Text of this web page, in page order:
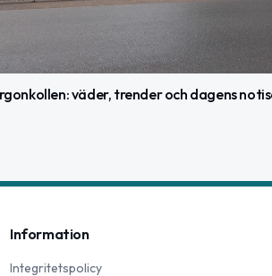
väder, trender och dagens
Information
Integritetspolicy